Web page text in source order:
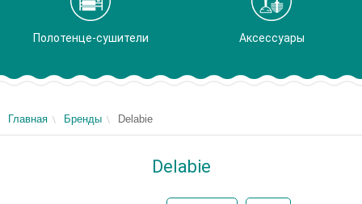
Полотенце-сушители Аксессуары
Главная Бренды Delabie
Delabie